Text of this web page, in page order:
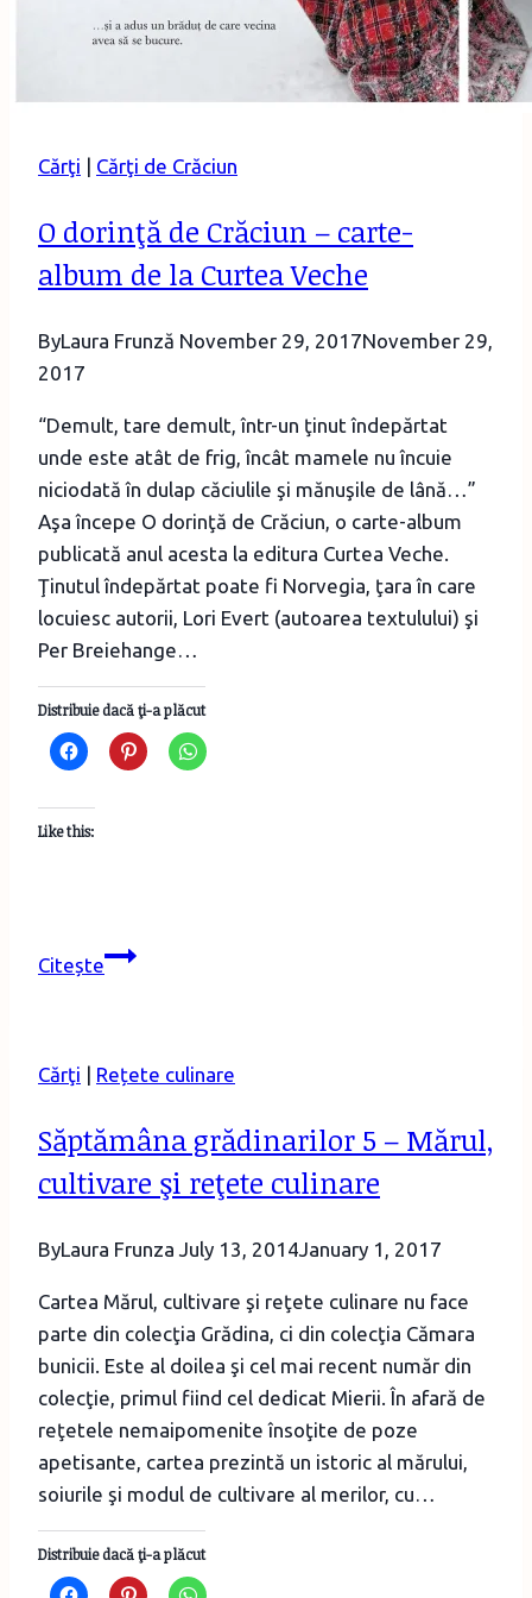
Cărţi | Cărţi de Crăciun
O dorinţă de Crăciun – carte-
album de la Curtea Veche
ByLaura Frunză November 29, 2017November 29,
2017
“Demult, tare demult, într-un ţinut îndepărtat
unde este atât de frig, încât mamele nu încuie
niciodată în dulap căciulile şi mănuşile de lână…”
Aşa începe O dorinţă de Crăciun, o carte-album
publicată anul acesta la editura Curtea Veche.
Ţinutul îndepărtat poate fi Norvegia, ţara în care
locuiesc autorii, Lori Evert (autoarea textulului) şi
Per Breiehange…
Distribuie dacă ţi-a plăcut
Like this:
CiteșteO
–
album
de
Curtea
Cărţi | Rețete culinare
Săptămâna grădinarilor 5 – Mărul,
cultivare şi reţete culinare
ByLaura Frunza July 13, 2014 January 1, 2017
Cartea Mărul, cultivare şi reţete culinare nu face
parte din colecţia Grădina, ci din colecţia Cămara
bunicii. Este al doilea şi cel mai recent număr din
colecţie, primul fiind cel dedicat Mierii. În afară de
reţetele nemaipomenite însoţite de poze
apetisante, cartea prezintă un istoric al mărului,
soiurile şi modul de cultivare al merilor, cu…
Distribuie dacă ţi-a plăcut